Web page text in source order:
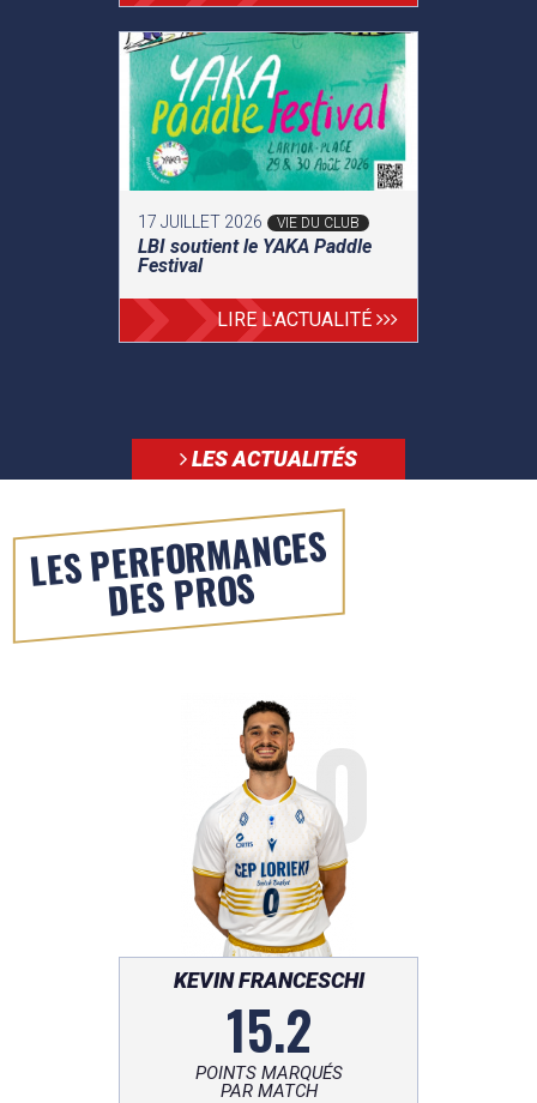
17 JUILLET 2026 VIE DU CLUB
LBI soutient le YAKA Paddle
Festival
LIRE L'ACTUALITÉ
LES ACTUALITÉS
LES PERFORMANCES
DES PROS
0
KEVIN FRANCESCHI
15.2
POINTS MARQUÉS
PAR MATCH